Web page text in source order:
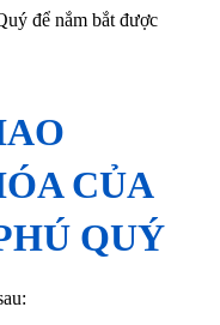
để nắm bắt được
CỦA
QUÝ